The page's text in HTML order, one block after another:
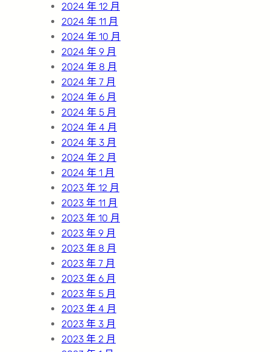
2024 年 12 月
2024 年 11 月
2024 年 10 月
2024 年 9 月
2024 年 8 月
2024 年 7 月
2024 年 6 月
2024 年 5 月
2024 年 4 月
2024 年 3 月
2024 年 2 月
2024 年 1 月
2023 年 12 月
2023 年 11 月
2023 年 10 月
2023 年 9 月
2023 年 8 月
2023 年 7 月
2023 年 6 月
2023 年 5 月
2023 年 4 月
2023 年 3 月
2023 年 2 月